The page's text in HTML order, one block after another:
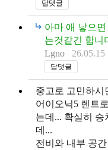
답댓글
아마 애 낳으
는것같긴 합니
Lgno
답댓글
중고로 고민하시
어이오닉5 렌트
는데... 확실히
데...
전비와 내부 공